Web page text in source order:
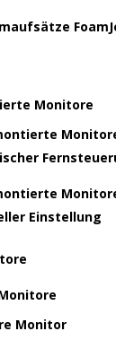
Monitore
Einstellung
Monitor